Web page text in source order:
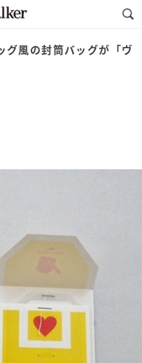
グ風の封筒バッグが「ヴ